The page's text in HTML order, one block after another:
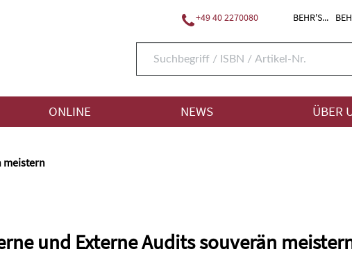
+49 40 2270080 BEHR'S...
ONLINE NEWS ÜBER
meistern
und Externe Audits souverän